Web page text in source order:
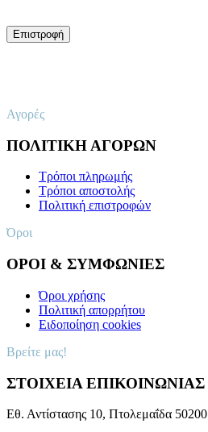
Αγορές
ΠΟΛΙΤΙΚΗ ΑΓΟΡΩΝ
Τρόποι πληρωμής
Τρόποι αποστολής
Πολιτική επιστροφών
Όροι
ΟΡΟΙ & ΣΥΜΦΩΝΙΕΣ
Όροι χρήσης
Πολιτική απορρήτου
Ειδοποίηση cookies
Βρείτε μας!
ΣΤΟΙΧΕΙΑ ΕΠΙΚΟΙΝΩΝΙΑΣ
Εθ. Αντίστασης 10, Πτολεμαΐδα 50200